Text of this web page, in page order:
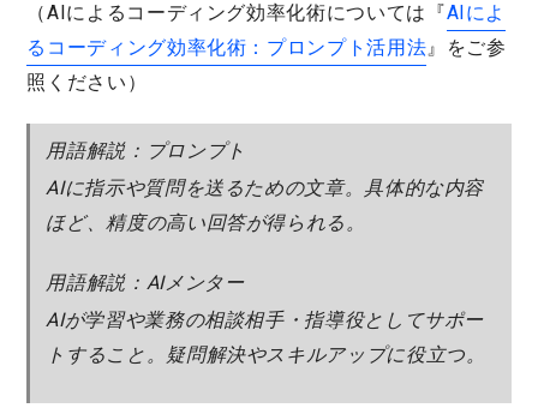
（AIによるコーディング効率化術については『AIによ
るコーディング効率化術：プロンプト活用法』をご参
照ください）
用語解説：プロンプト
AIに指示や質問を送るための文章。具体的な内容
ほど、精度の高い回答が得られる。
用語解説：AIメンター
AIが学習や業務の相談相手・指導役としてサポー
トすること。疑問解決やスキルアップに役立つ。